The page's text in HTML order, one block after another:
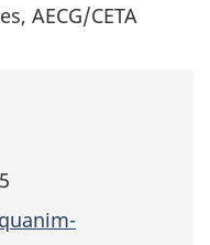
AECG/CETA